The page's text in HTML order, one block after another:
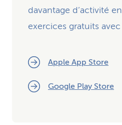
davantage d’activité
exercices gratuits avec
Apple App Store
Google Play Store